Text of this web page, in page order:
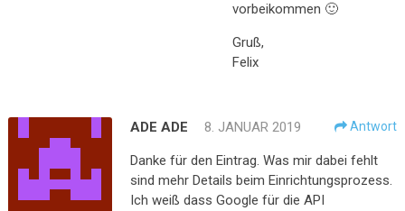
vorbeikommen 🙂
Gruß,
Felix
ADE ADE 8. JANUAR 2019 Antwort
Danke für den Eintrag. Was mir dabei fehlt
sind mehr Details beim Einrichtungsprozess.
Ich weiß dass Google für die API